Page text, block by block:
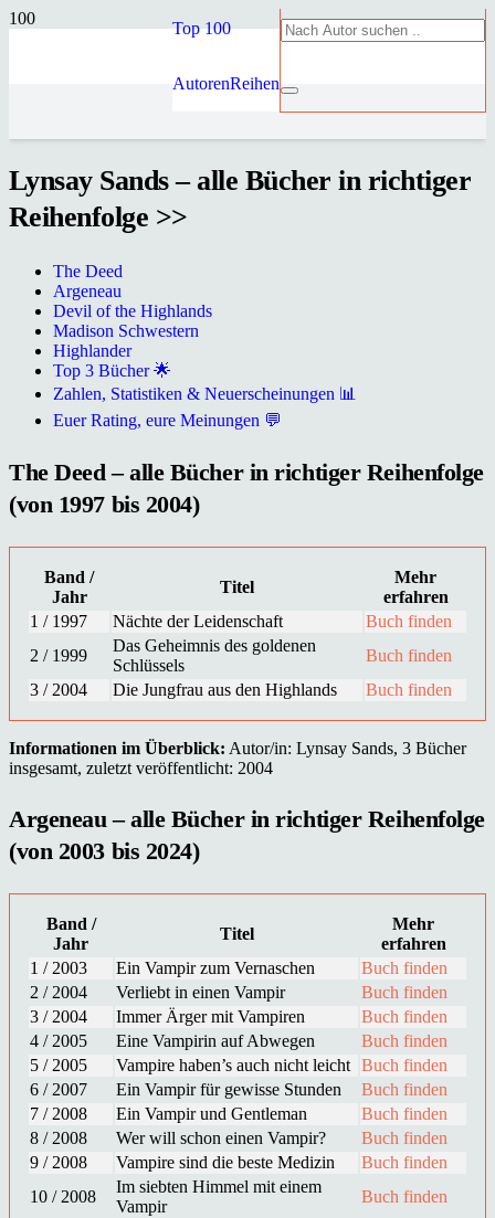
Top 100
AutorenReihen
Lynsay Sands – alle Bücher in richtiger
Reihenfolge >>
The Deed
Argeneau
Devil of the Highlands
Madison Schwestern
Highlander
Top 3 Bücher 🌟
Zahlen, Statistiken & Neuerscheinungen 📊
Euer Rating, eure Meinungen 💬
The Deed – alle Bücher in richtiger Reihenfolge
(von 1997 bis 2004)
Band /
Jahr
Titel
Mehr
erfahren
1 / 1997
Nächte der Leidenschaft
Buch finden
2 / 1999
Das Geheimnis des goldenen
Schlüssels
Buch finden
3 / 2004
Die Jungfrau aus den Highlands Buch finden
Informationen im Überblick: Autor/in: Lynsay Sands, 3 Bücher
insgesamt, zuletzt veröffentlicht: 2004
Argeneau – alle Bücher in richtiger Reihenfolge
(von 2003 bis 2024)
Band /
Jahr
Titel
Mehr
erfahren
1 / 2003
Ein Vampir zum Vernaschen
Buch finden
2 / 2004
Verliebt in einen Vampir
Buch finden
3 / 2004
Immer Ärger mit Vampiren
Buch finden
4 / 2005
Eine Vampirin auf Abwegen
Buch finden
5 / 2005
Vampire haben’s auch nicht leicht Buch finden
6 / 2007
Ein Vampir für gewisse Stunden
Buch finden
7 / 2008
Ein Vampir und Gentleman
Buch finden
8 / 2008
Wer will schon einen Vampir?
Buch finden
9 / 2008
Vampire sind die beste Medizin
Buch finden
10 / 2008
Im siebten Himmel mit einem
Vampir
Buch finden